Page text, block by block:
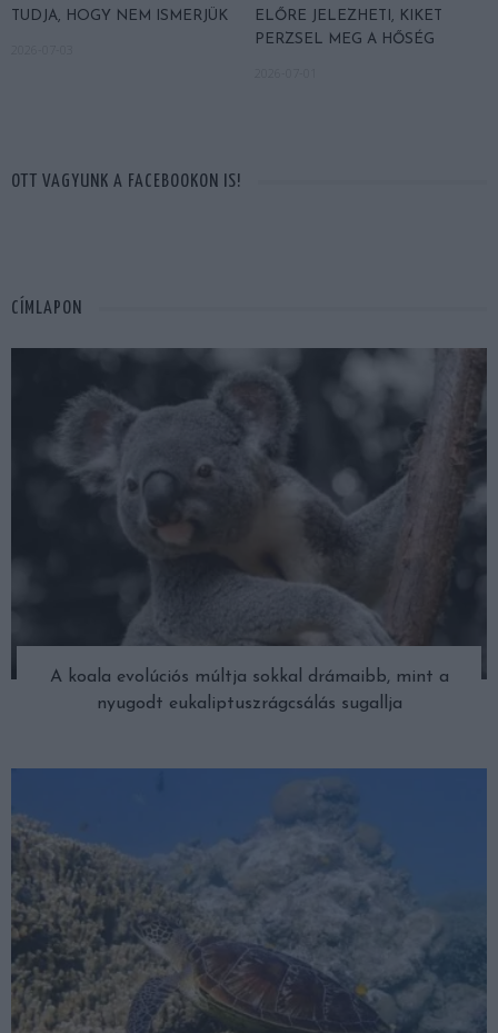
TUDJA, HOGY NEM ISMERJÜK
ELŐRE JELEZHETI, KIKET
PERZSEL MEG A HŐSÉG
OTT VAGYUNK A FACEBOOKON IS!
CÍMLAPON
A koala evolúciós múltja sokkal drámaibb, mint a
nyugodt eukaliptuszrágcsálás sugallja